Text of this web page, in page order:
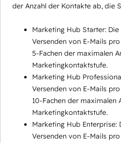
der Anzahl der Kontakte ab, die
Marketing Hub Starter:
Versenden von E-Mails
5-Fachen der maximalen
Marketingkontaktstufe.
Marketing Hub
Versenden von E-Mails
10-Fachen der maximalen
Marketingkontaktstufe.
Marketing Hub Enterprise:
Versenden von E-Mails